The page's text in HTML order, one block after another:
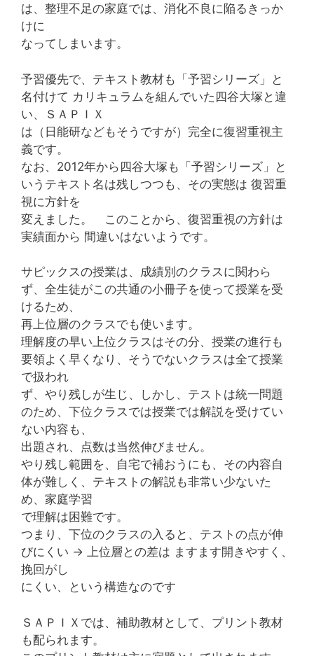
は、整理不足の家庭では、消化不良に陥るきっか
けに
なってしまいます。
予習優先で、テキスト教材も「予習シリーズ」と
名付けて カリキュラムを組んでいた四谷大塚と違
い、ＳＡＰＩＸ
は（日能研などもそうですが）完全に復習重視主
義です。
なお、2012年から四谷大塚も「予習シリーズ」と
いうテキスト名は残しつつも、その実態は 復習重
視に方針を
変えました。 このことから、復習重視の方針は
実績面から 間違いはないようです。
サピックスの授業は、成績別のクラスに関わら
ず、全生徒がこの共通の小冊子を使って授業を受
けるため、
再上位層のクラスでも使います。
理解度の早い上位クラスはその分、授業の進行も
要領よく早くなり、そうでないクラスは全て授業
で扱われ
ず、やり残しが生じ、しかし、テストは統一問題
のため、下位クラスでは授業では解説を受けてい
ない内容も、
出題され、点数は当然伸びません。
やり残し範囲を、自宅で補おうにも、その内容自
体が難しく、テキストの解説も非常い少ないた
め、家庭学習
で理解は困難です。
つまり、下位のクラスの入ると、テストの点が伸
びにくい → 上位層との差は ますます開きやすく、
挽回がし
にくい、という構造なのです
ＳＡＰＩＸでは、補助教材として、プリント教材
も配られます。